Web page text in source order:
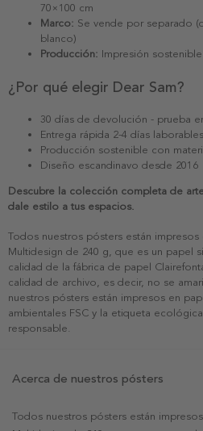
70×100 cm
Marco: Se vende por separado
blanco)
Producción: Impresión
¿Por qué elegir Dear Sam?
30 días de devolución - prueba
Entrega rápida 2-4 días laborables
Producción sostenible con
Diseño escandinavo desde 2016
Descubre la colección completa de
dale estilo a tus espacios.
Todos nuestros pósters están
Multidesign de 240 g, que es un papel
calidad de la fábrica de papel
calidad de archivo, es decir, no se
nuestros pósters están impresos en
ambientales FSC y la etiqueta
responsable.
Acerca de nuestros pósters
Todos nuestros pósters están